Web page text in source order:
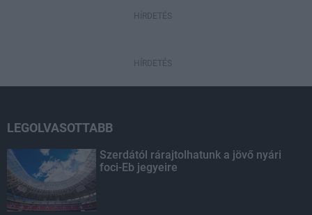
HÍRDETÉS
HÍRDETÉS
LEGOLVASOTTABB
Szerdától rárajtolhatunk a jövő nyári
foci-Eb jegyeire